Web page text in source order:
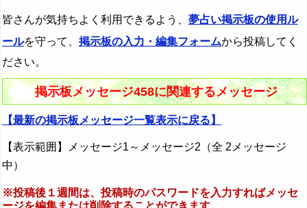
皆さんが気持ちよく利用できるよう、 夢占い掲示板の使用ル
ールを守って、 掲示板の入力・編集フォームから投稿してく
ださい。
掲示板メッセージ458に関連するメッセージ
【最新の掲示板メッセージ一覧表示に戻る】
【表示範囲】メッセージ1～メッセージ2（全 2メッセージ
中）
※投稿後１週間は、投稿時のパスワードを入力すればメッセ
ージを編集または削除することができます。